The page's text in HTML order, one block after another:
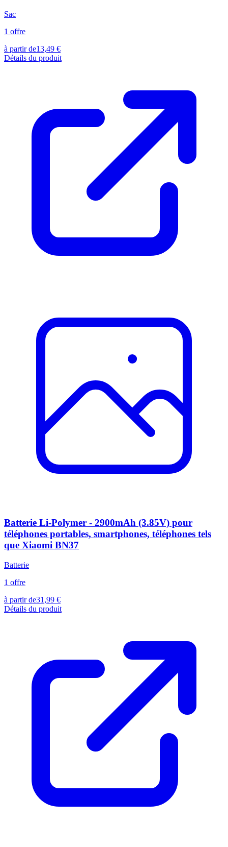
Sac
1 offre
à partir de13,49 €
Détails du produit
Batterie Li-Polymer - 2900mAh (3.85V) pour
téléphones portables, smartphones, téléphones tels
que Xiaomi BN37
Batterie
1 offre
à partir de31,99 €
Détails du produit